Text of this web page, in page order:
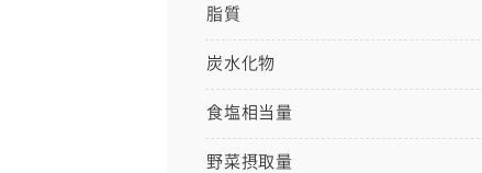
脂質
炭水化物
食塩相当量
野菜摂取量